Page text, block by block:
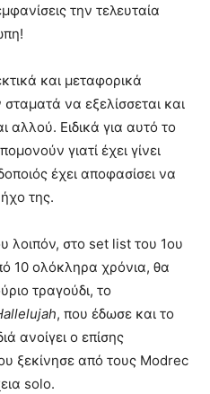
την τελευταία
και μεταφορικά
να εξελίσσεται και
αλλού. Ειδικά για αυτό το
γιατί έχει γίνει
έχει αποφασίσει να
της.
λοιπόν, στο set list του 1ου
10 ολόκληρα χρόνια, θα
τραγούδι, το
, που έδωσε και το
ανοίγει ο επίσης
ξεκίνησε από τους Modrec
solo.